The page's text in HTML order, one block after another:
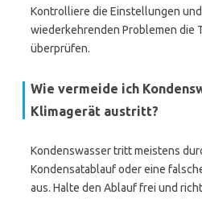
Kontrolliere die Einstellungen
wiederkehrenden Problemen die
überprüfen.
Wie vermeide ich
Klimagerät austritt?
Kondenswasser tritt meistens
Kondensatablauf oder eine
aus. Halte den Ablauf frei und